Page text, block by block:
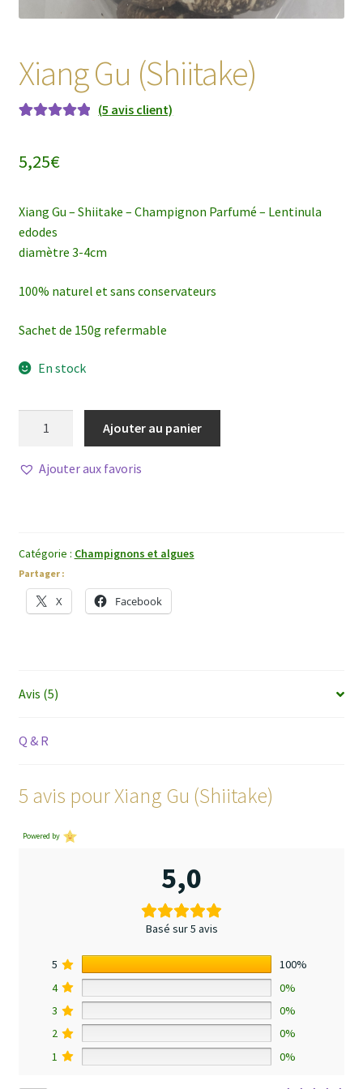
Xiang Gu (Shiitake)
notations
(5 avis client)
5,25€
Xiang Gu – Shiitake – Champignon Parfumé – Lentinula
edodes
diamètre 3-4cm
100% naturel et sans conservateurs
Sachet de 150g refermable
En stock
Gu
Ajouter au panier
Ajouter aux favoris
Catégorie : Champignons et algues
Partager :
X Facebook
Avis (5)
Q & R
5 avis pourXiang Gu (Shiitake)
Powered by
5,0
Basé sur 5 avis
5
100%
4
0%
3
0%
2
0%
1
0%